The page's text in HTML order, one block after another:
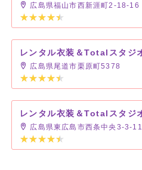
広島県福山市西新涯町2-18-16
広島県尾道市栗原町5378
広島県東広島市西条中央3-3-11